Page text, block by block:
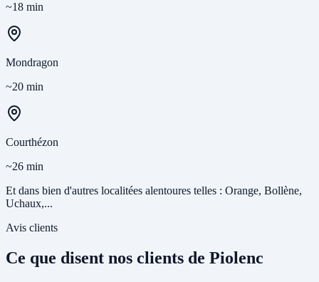
~18 min
Mondragon
~20 min
Courthézon
~26 min
Et dans bien d'autres localitées alentoures telles : Orange, Bollène,
Uchaux,...
Avis clients
Ce que disent nos clients de Piolenc